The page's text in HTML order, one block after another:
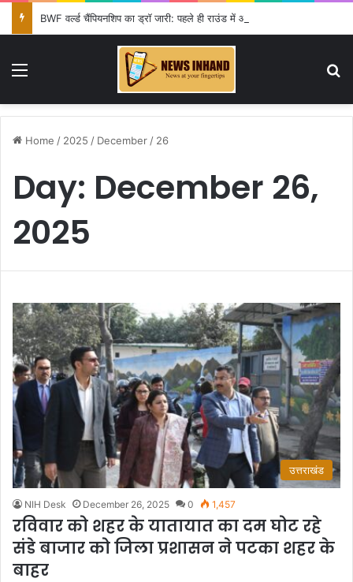
Menu
Home / 2025 / December / 26
Day: December 26,
2025
उत्तराखंड
NIH Desk December 26, 2025 0 1,457
रविवार को शहर के यातायात का दम घोट रहे
संडे बाजार को जिला प्रशासन ने पटका शहर के
बाहर